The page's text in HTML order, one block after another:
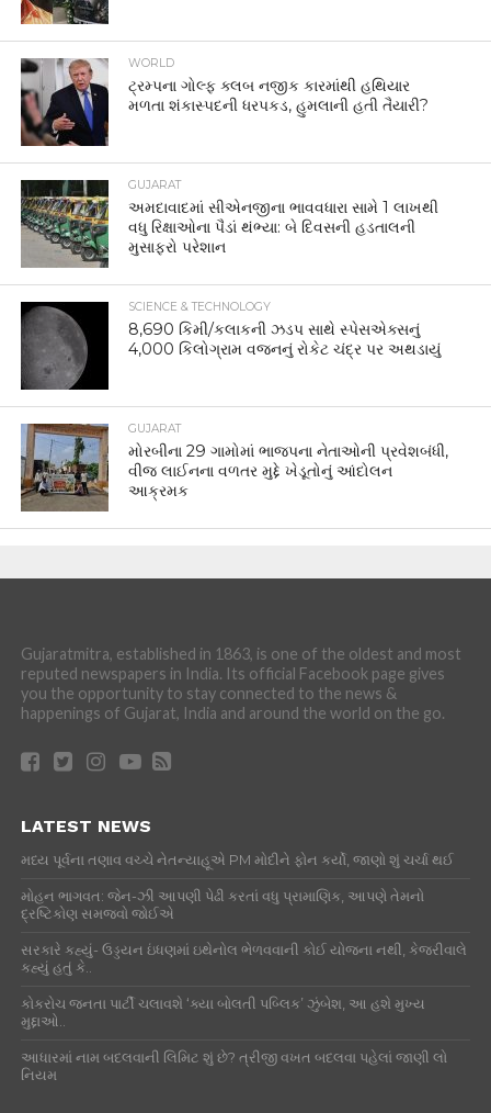
WORLD
ટ્રમ્પના ગોલ્ફ ક્લબ નજીક કારમાંથી હથિયાર
મળતા શંકાસ્પદની ધરપકડ, હુમલાની હતી તૈયારી?
GUJARAT
અમદાવાદમાં સીએનજીના ભાવવધારા સામે 1 લાખથી
વધુ રિક્ષાઓના પૈડાં થંભ્યા: બે દિવસની હડતાલની
મુસાફરો પરેશાન
SCIENCE & TECHNOLOGY
8,690 કિમી/કલાકની ઝડપ સાથે સ્પેસએક્સનું
4,000 કિલોગ્રામ વજનનું રોકેટ ચંદ્ર પર અથડાયું
GUJARAT
મોરબીના 29 ગામોમાં ભાજપના નેતાઓની પ્રવેશબંધી,
વીજ લાઈનના વળતર મુદ્દે ખેડૂતોનું આંદોલન
આક્રમક
Gujaratmitra, established in 1863, is one of the oldest and most
reputed newspapers in India. Its official Facebook page gives
you the opportunity to stay connected to the news &
happenings of Gujarat, India and around the world on the go.
LATEST NEWS
મધ્ય પૂર્વના તણાવ વચ્ચે નેતન્યાહૂએ PM મોદીને ફોન કર્યો, જાણો શું ચર્ચા થઈ
મોહન ભાગવત: જેન-ઝી આપણી પેઢી કરતાં વધુ પ્રામાણિક, આપણે તેમનો
દ્રષ્ટિકોણ સમજવો જોઈએ
સરકારે કહ્યું- ઉડ્ડયન ઇંધણમાં ઇથેનોલ ભેળવવાની કોઈ યોજના નથી, કેજરીવાલે
કહ્યું હતું કે..
કોકરોચ જનતા પાર્ટી ચલાવશે ‘ક્યા બોલતી પબ્લિક’ ઝુંબેશ, આ હશે મુખ્ય
મુદ્દાઓ..
આધારમાં નામ બદલવાની લિમિટ શું છે? ત્રીજી વખત બદલવા પહેલાં જાણી લો
નિયમ